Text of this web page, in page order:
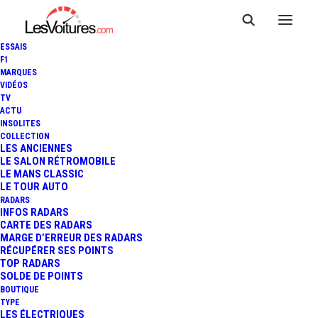
ESSAIS
F1
MARQUES
VIDÉOS
TV
ACTU
INSOLITES
COLLECTION
LES ANCIENNES
LE SALON RÉTROMOBILE
LE MANS CLASSIC
LE TOUR AUTO
RADARS
INFOS RADARS
CARTE DES RADARS
MARGE D’ERREUR DES RADARS
RÉCUPÉRER SES POINTS
TOP RADARS
SOLDE DE POINTS
BOUTIQUE
TYPE
LES ÉLECTRIQUES
5 juillet 2023
FIAT TOPOLINO :